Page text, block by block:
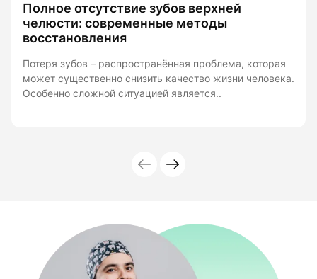
Полное отсутствие зубов верхней
челюсти: современные методы
восстановления
Потеря зубов – распространённая проблема, которая
может существенно снизить качество жизни человека.
Особенно сложной ситуацией является..